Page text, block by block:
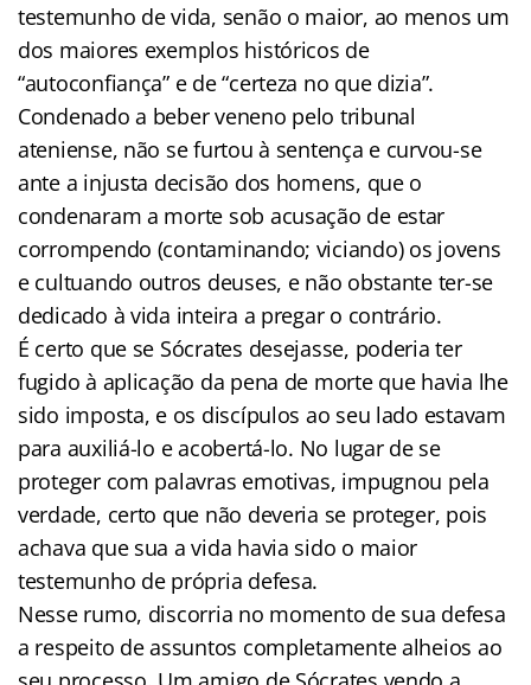
testemunho de vida, senão o maior, ao menos um
dos maiores exemplos históricos de
“autoconfiança” e de “certeza no que dizia”.
Condenado a beber veneno pelo tribunal
ateniense, não se furtou à sentença e curvou-se
ante a injusta decisão dos homens, que o
condenaram a morte sob acusação de estar
corrompendo (contaminando; viciando) os jovens
e cultuando outros deuses, e não obstante ter-se
dedicado à vida inteira a pregar o contrário.
É certo que se Sócrates desejasse, poderia ter
fugido à aplicação da pena de morte que havia lhe
sido imposta, e os discípulos ao seu lado estavam
para auxiliá-lo e acobertá-lo. No lugar de se
proteger com palavras emotivas, impugnou pela
verdade, certo que não deveria se proteger, pois
achava que sua a vida havia sido o maior
testemunho de própria defesa.
Nesse rumo, discorria no momento de sua defesa
a respeito de assuntos completamente alheios ao